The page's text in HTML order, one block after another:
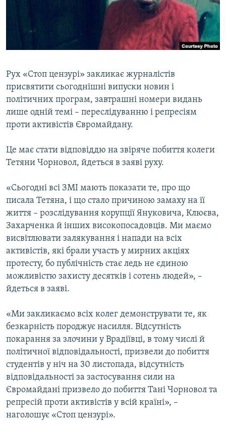
УКРАЇНСЬКА ПРОБЛЕМА КРИМУ
Усі сайти RFE/RL
Рух «Стоп цензурі» закликає журналістів
присвятити сьогоднішні випуски новин і
політичних програм, завтрашні номери видань
лише одній темі – переслідуванню і репресіям
проти активістів Євромайдану.
Це має стати відповіддю на звіряче побиття колеги
Тетяни Чорновол, йдеться в заяві руху.
«Сьогодні всі ЗМІ мають показати те, про що
писала Тетяна, і що стало причиною замаху на її
життя – розслідування корупції Януковича, Клюєва,
Захарченка й інших високопосадовців. Ми маємо
висвітлювати залякування і напади на всіх
активістів, які брали участь у мирних акціях
протесту, бо публічність стає ледь не єдиною
можливістю захисту десятків і сотень людей», –
йдеться в заяві.
«Ми закликаємо всіх колег демонструвати те, як
безкарність породжує насилля. Відсутність
покарання за злочини у Врадіївці, в тому числі й
політичної відповідальності, призвели до побиття
студентів у ніч на 30 листопада, відсутність
відповідальності за застосування сили на
Євромайдані призвело до побиття Тані Чорновол та
репресій проти активістів у всій країні», –
наголошує «Стоп цензурі».